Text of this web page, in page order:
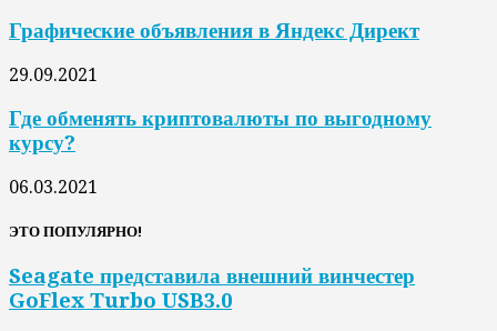
Графические объявления в Яндекс Директ
29.09.2021
Где обменять криптовалюты по выгодному
курсу?
06.03.2021
ЭТО ПОПУЛЯРНО!
Seagate представила внешний винчестер
GoFlex Turbo USB3.0